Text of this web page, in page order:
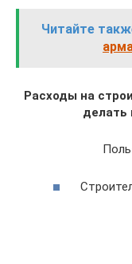
Читайте
Расходы на
делать